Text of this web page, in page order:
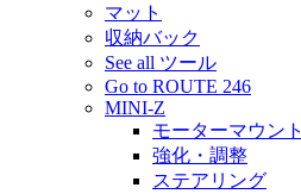
マット
収納バック
See all ツール
Go to ROUTE 246
MINI-Z
モーターマウント
強化・調整
ステアリング